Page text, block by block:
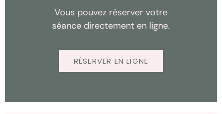
Vous pouvez réserver votre
séance directement en ligne.
RÉSERVER EN LIGNE